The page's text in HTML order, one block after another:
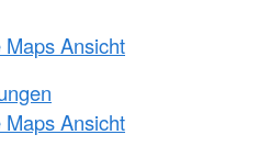
Ansicht
Ansicht